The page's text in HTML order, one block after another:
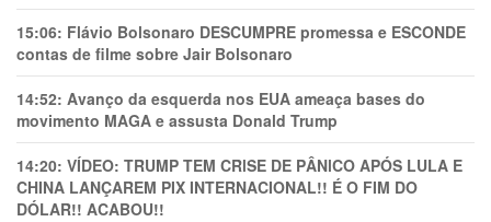
15:06: Flávio Bolsonaro DESCUMPRE promessa e ESCONDE
contas de filme sobre Jair Bolsonaro
14:52: Avanço da esquerda nos EUA ameaça bases do
movimento MAGA e assusta Donald Trump
14:20: VÍDEO: TRUMP TEM CRlSE DE PÂNlCO APÓS LULA E
CHINA LANÇAREM PIX INTERNACIONAL!! É O FIM DO
DÓLAR!! ACABOU!!